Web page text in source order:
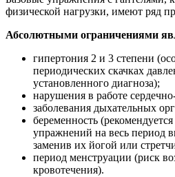
физической нагрузки, имеют ряд
Абсолютными ограничениями
гипертония 2 и 3 степени
периодических скачках
установленного диагноза);
нарушения в работе
заболевания дыхательных
беременность
упражнений на весь период
заменив их йогой или
период менструации (риск
кровотечения).